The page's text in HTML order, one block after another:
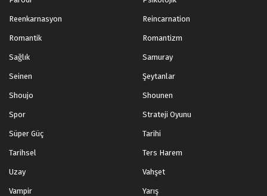
Reenkarnasyon Reincarnation
Romantik Romantizm
Sağlık Samuray
Seinen Şeytanlar
Shoujo Shounen
Spor Strateji Oyunu
Süper Güç Tarihi
Tarihsel Ters Harem
Uzay Vahşet
Vampir Yarış